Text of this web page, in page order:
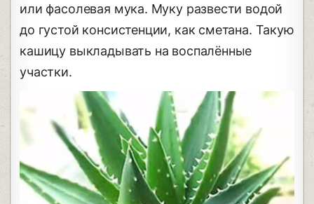
или фасолевая мука. Муку развести водой
до густой консистенции, как сметана. Такую
кашицу выкладывать на воспалённые
участки.